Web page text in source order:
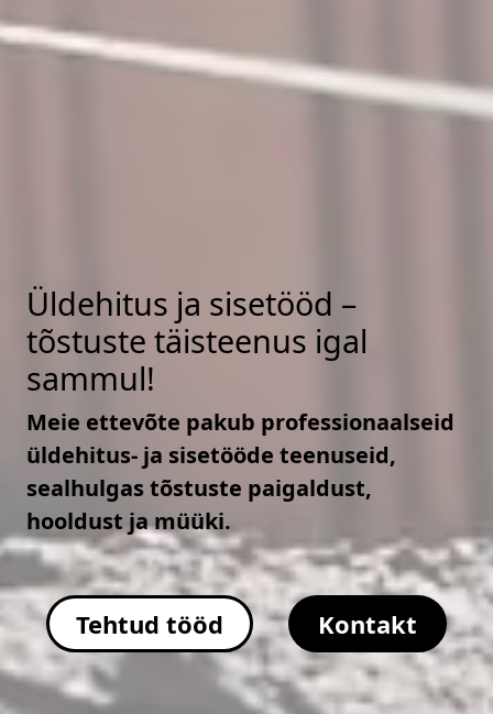
Üldehitus ja sisetööd –
tõstuste täisteenus igal
sammul!
Meie ettevõte pakub professionaalseid
üldehitus- ja sisetööde teenuseid,
sealhulgas tõstuste paigaldust,
hooldust ja müüki.
Tehtud tööd Kontakt